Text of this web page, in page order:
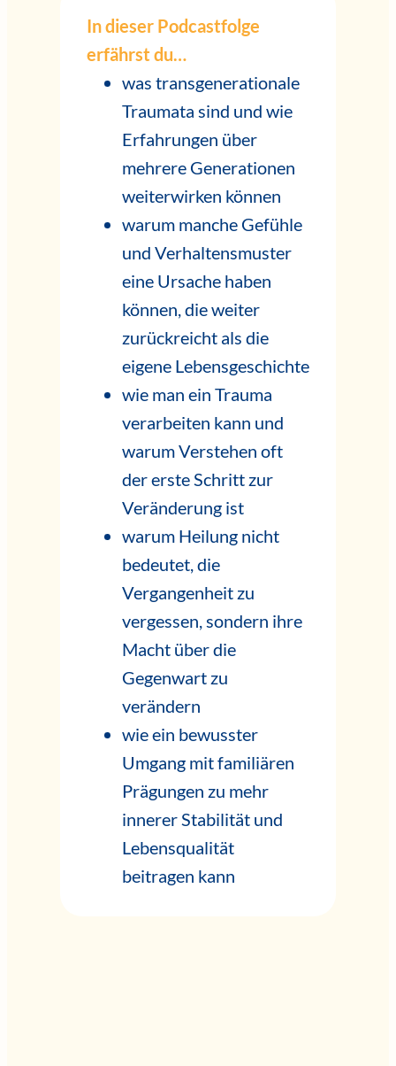
In dieser Podcastfolge
erfährst du…
was transgenerationale
Traumata sind und wie
Erfahrungen über
mehrere Generationen
weiterwirken können
warum manche Gefühle
und Verhaltensmuster
eine Ursache haben
können, die weiter
zurückreicht als die
eigene Lebensgeschichte
wie man ein Trauma
verarbeiten kann und
warum Verstehen oft
der erste Schritt zur
Veränderung ist
warum Heilung nicht
bedeutet, die
Vergangenheit zu
vergessen, sondern ihre
Macht über die
Gegenwart zu
verändern
wie ein bewusster
Umgang mit familiären
Prägungen zu mehr
innerer Stabilität und
Lebensqualität
beitragen kann